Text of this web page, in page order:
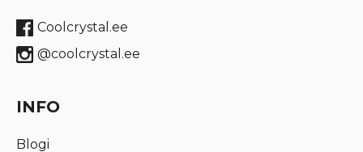
Coolcrystal.ee
@coolcrystal.ee
INFO
Blogi